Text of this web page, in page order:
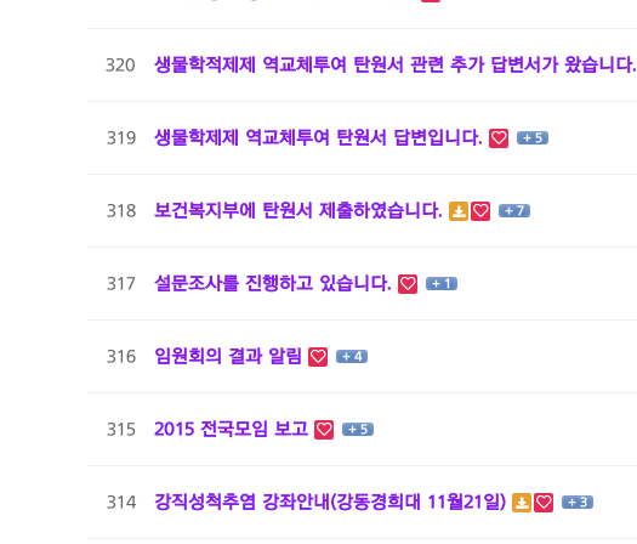
320 생물학적제제 역교체투여 탄원서 관련 추가 답변서가 왔습니다.
319 생물학제제 역교체투여 탄원서 답변입니다. + 5
318 보건복지부에 탄원서 제출하였습니다. + 7
317 설문조사를 진행하고 있습니다. + 1
316 임원회의 결과 알림 + 4
315 2015 전국모임 보고 + 5
314 강직성척추염 강좌안내(강동경희대 11월21일) + 3